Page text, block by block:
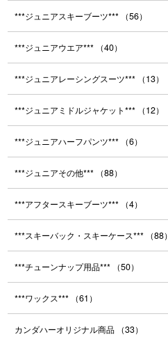
***ジュニアスキーブーツ*** （56）
***ジュニアウエア*** （40）
***ジュニアレーシングスーツ*** （13）
***ジュニアミドルジャケット*** （12）
***ジュニアハーフパンツ*** （6）
***ジュニアその他*** （88）
***アフタースキーブーツ*** （4）
***スキーバック・スキーケース*** （88）
***チューンナップ用品*** （50）
***ワックス*** （61）
カンダハーオリジナル商品 （33）